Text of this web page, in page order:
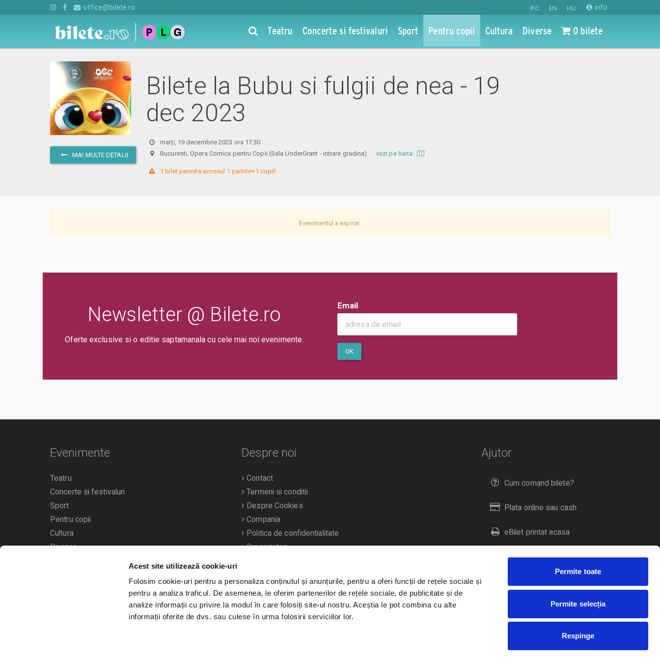
Acest site utilizează cookie-uri
Folosim cookie-uri pentru a personaliza conținutul și anunțurile, pentru a oferi funcții de rețele sociale și
pentru a analiza traficul. De asemenea, le oferim partenerilor de rețele sociale, de publicitate și de
analize informații cu privire la modul în care folosiți site-ul nostru. Aceștia le pot combina cu alte
informații oferite de dvs. sau culese în urma folosirii serviciilor lor.
Permite toate
Permite selecția
Respinge
RO EN HU info
office@bilete.ro
Teatru Concerte si festivaluri Sport Pentru copii Cultura Diverse 0 bilete
MAI MULTE DETALII
Bilete la Bubu si fulgii de nea - 19
dec 2023
marți, 19 decembrie 2023 ora 17:30
Bucuresti, Opera Comica pentru Copii (Sala UnderGrant - intrare gradina) vezi pe harta
1 bilet permite accesul 1 parinte+1 copil!
Evenimentul a expirat.
Newsletter @ Bilete.ro
Oferte exclusive si o editie saptamanala cu cele mai noi evenimente.
Email
OK
Ajutor
Cum comand bilete?
Plata online sau cash
eBilet printat acasa
Livrare prin curier
Duplicare bilete
Evenimente
Teatru
Concerte si festivaluri
Sport
Pentru copii
Cultura
Diverse
Calendarul evenimentelor
Despre noi
Contact
Termeni si conditii
Despre Cookies
Compania
Politica de confidentialitate
Organizatori